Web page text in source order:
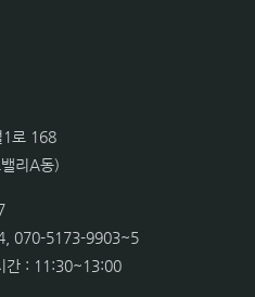
1로 168
리A동)
070-5173-9903~5
간 : 11:30~13:00